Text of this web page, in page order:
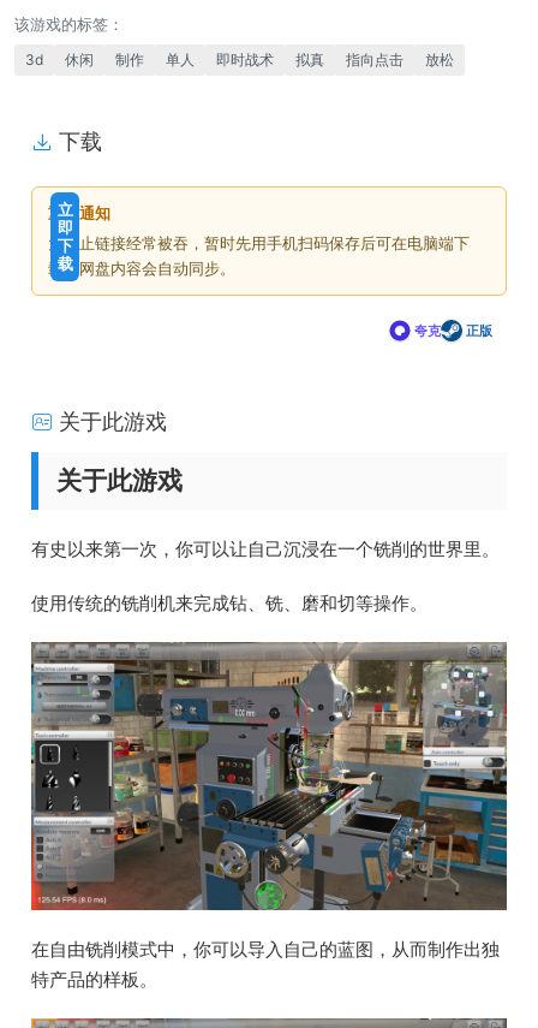
该游戏的标签：
3d 休闲 制作 单人 即时战术 拟真 指向点击 放松
下载
夸克 正版
下
载
价
格
免
费
立
即
下
载
重要通知
为防止链接经常被吞，暂时先用手机扫码保存后可在电脑端下
载，网盘内容会自动同步。
关于此游戏
关于此游戏
有史以来第一次，你可以让自己沉浸在一个铣削的世界里。
使用传统的铣削机来完成钻、铣、磨和切等操作。
在自由铣削模式中，你可以导入自己的蓝图，从而制作出独
特产品的样板。